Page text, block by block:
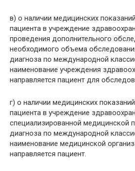
в) о наличии медицинских
пациента в учреждение
проведения дополнительного
необходимого объема
диагноза по международной
наименование учреждения
направляется пациент для
г) о наличии медицинских
пациента в учреждение
специализированной медицинской
диагноза по международной
наименование медицинской
направляется пациент.